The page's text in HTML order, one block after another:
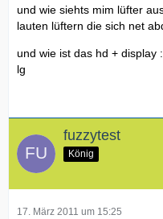
und wie siehts mim lüfter
lauten lüftern die sich net
und wie ist das hd + display
lg
fuzzytest
König
17. März 2011 um 15:25